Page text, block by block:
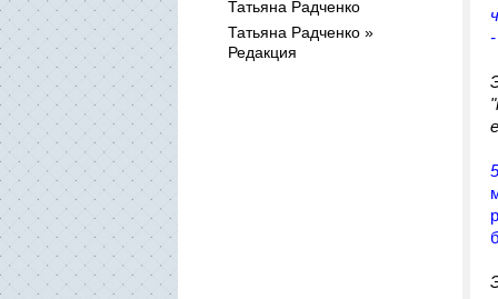
Татьяна Радченко
Татьяна Радченко »
Редакция